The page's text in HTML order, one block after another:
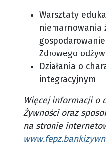
Warsztaty
niemarnowania
Zdrowego
Działania o
integracyjnym
Więcej informacji o
Żywności oraz
na stronie